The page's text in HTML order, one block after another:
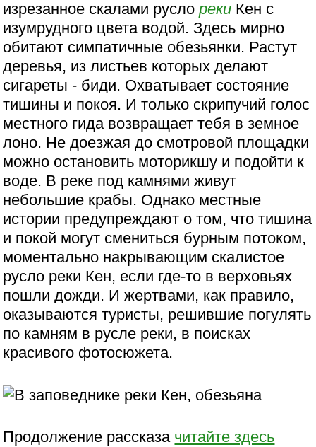
изрезанное скалами руслореки Кен с
изумрудного цвета водой. Здесь мирно
обитают симпатичные обезьянки. Растут
деревья, из листьев которых делают
сигареты - биди. Охватывает состояние
тишины и покоя. И только скрипучий голос
местного гида возвращает тебя в земное
лоно. Не доезжая до смотровой площадки
можно остановить моторикшу и подойти к
воде. В реке под камнями живут
небольшие крабы. Однако местные
истории предупреждают о том, что тишина
и покой могут смениться бурным потоком,
моментально накрывающим скалистое
русло реки Кен, если где-то в верховьях
пошли дожди. И жертвами, как правило,
оказываются туристы, решившие погулять
по камням в русле реки, в поисках
красивого фотосюжета.
Продолжение рассказа читайте здесь